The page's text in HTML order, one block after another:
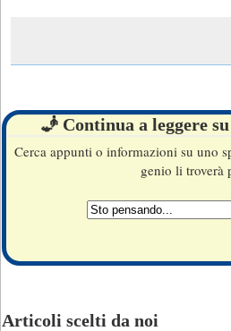
🧞 Continua a leggere
Cerca appunti o informazioni su uno
genio li troverà
Articoli scelti da noi